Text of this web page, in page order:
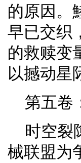
的原因。
早已交织
的救赎变
以撼动星
第五卷
时空裂
械联盟为